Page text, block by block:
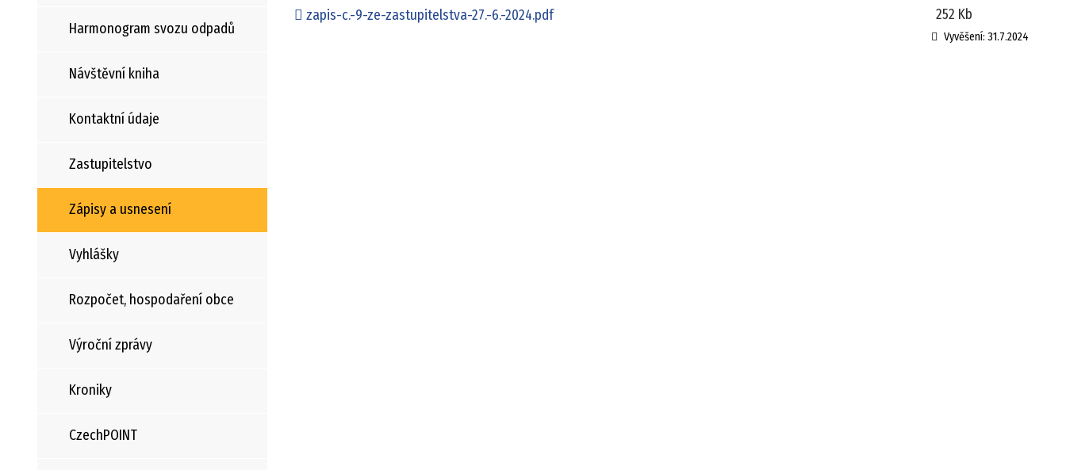
Harmonogram svozu odpadů
Návštěvní kniha
Kontaktní údaje
Zastupitelstvo
Zápisy a usnesení
Vyhlášky
Rozpočet, hospodaření obce
Výroční zprávy
Kroniky
CzechPOINT
zapis-c.-9-ze-zastupitelstva-27.-6.-2024.pdf 252 Kb
Vyvěšení: 31.7.2024